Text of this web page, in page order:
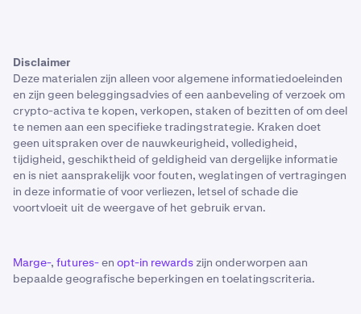
Disclaimer
Deze materialen zijn alleen voor algemene informatiedoeleinden
en zijn geen beleggingsadvies of een aanbeveling of verzoek om
crypto-activa te kopen, verkopen, staken of bezitten of om deel
te nemen aan een specifieke tradingstrategie. Kraken doet
geen uitspraken over de nauwkeurigheid, volledigheid,
tijdigheid, geschiktheid of geldigheid van dergelijke informatie
en is niet aansprakelijk voor fouten, weglatingen of vertragingen
in deze informatie of voor verliezen, letsel of schade die
voortvloeit uit de weergave of het gebruik ervan.
Marge-, futures-en opt-in rewards zijn onderworpen aan
bepaalde geografische beperkingen en toelatingscriteria.